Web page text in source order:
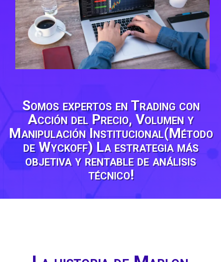
Somos expertos en Trading con
Acción del Precio, Volumen y
Manipulación Institucional(Método
de Wyckoff)La estrategia más
objetiva y rentable de análisis
técnico!